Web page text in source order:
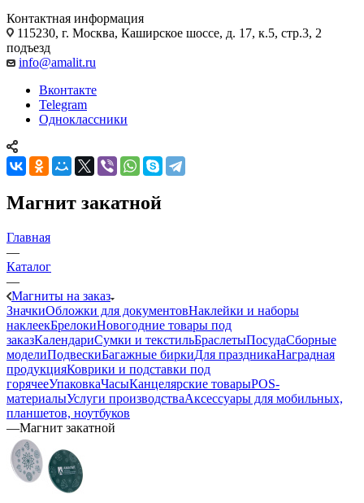
Контактная информация
115230, г. Москва, Каширское шоссе, д. 17, к.5, стр.3, 2
подъезд
info@amalit.ru
Вконтакте
Telegram
Одноклассники
Магнит закатной
Главная
—
Каталог
—
Магниты на заказ
ЗначкиОбложки для документовНаклейки и наборы
наклеекБрелокиНовогодние товары под
заказКалендариСумки и текстильБраслетыПосудаСборные
моделиПодвескиБагажные биркиДля праздникаНаградная
продукцияКоврики и подставки под
горячееУпаковкаЧасыКанцелярские товарыPOS-
материалыУслуги производстваАксессуары для мобильных,
планшетов, ноутбуков
—Магнит закатной